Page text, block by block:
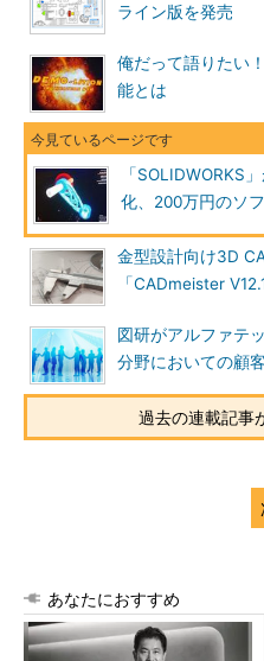
ライン版を発売
俺だって語りたい
能とは
「SOLIDWORKS
化、200万円のソ
金型設計向け3D
「CADmeister
図研がアルファテ
分野においての顧
過去の連載記事
あなたにおすすめ